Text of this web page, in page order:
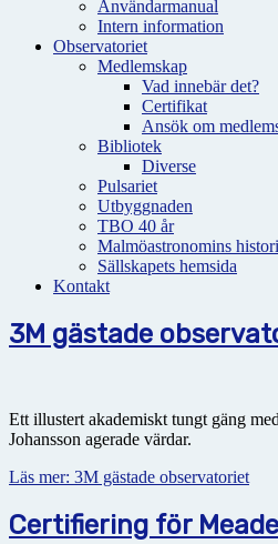
Användarmanual
Intern information
Observatoriet
Medlemskap
Vad innebär det?
Certifikat
Ansök om
Bibliotek
Diverse
Pulsariet
Utbyggnaden
TBO 40 år
Malmöastronomins
Sällskapets hemsida
Kontakt
3M gästade
Ett illustert akademiskt tungt gäng
Johansson agerade värdar.
Läs mer: 3M gästade observatoriet
Certifiering för